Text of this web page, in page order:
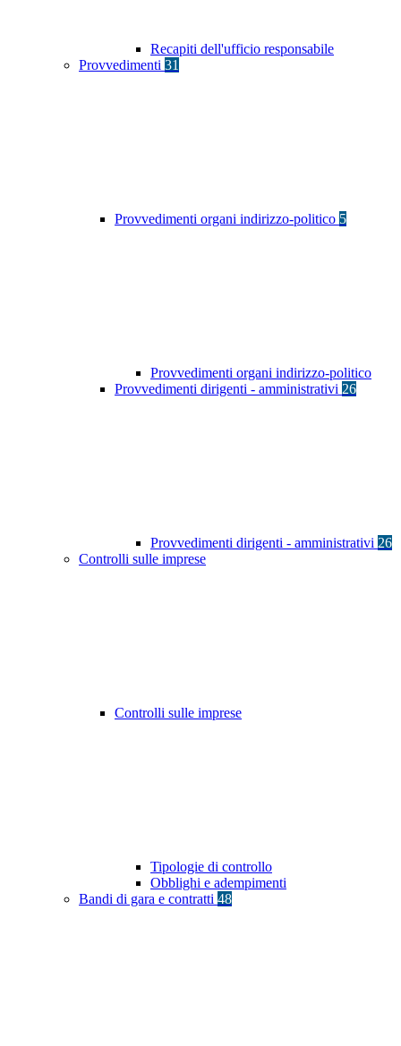
Recapiti dell'ufficio responsabile
Provvedimenti 31
Provvedimenti organi indirizzo-politico 5
Provvedimenti organi indirizzo-politico
Provvedimenti dirigenti - amministrativi 26
Provvedimenti dirigenti - amministrativi 26
Controlli sulle imprese
Controlli sulle imprese
Tipologie di controllo
Obblighi e adempimenti
Bandi di gara e contratti 48